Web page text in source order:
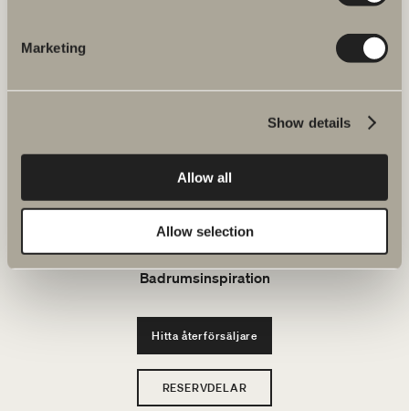
Marketing
Show details
Allow all
Allow selection
Hållbarhet
Badrumsinspiration
Hitta återförsäljare
RESERVDELAR